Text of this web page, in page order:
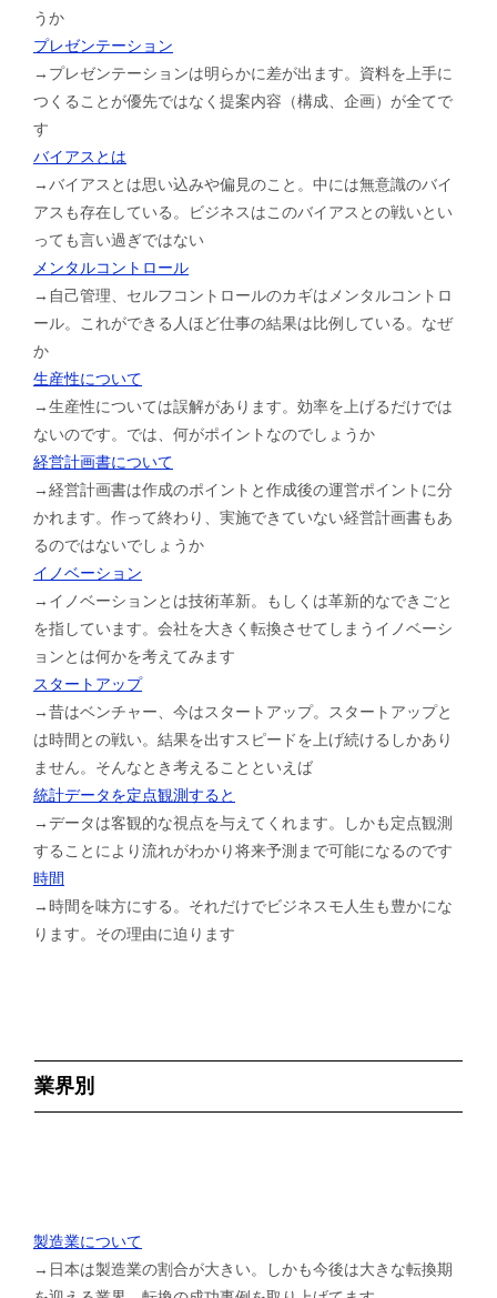
うか
プレゼンテーション
→プレゼンテーションは明らかに差が出ます。資料を上手に
つくることが優先ではなく提案内容（構成、企画）が全てで
す
バイアスとは
→バイアスとは思い込みや偏見のこと。中には無意識のバイ
アスも存在している。ビジネスはこのバイアスとの戦いとい
っても言い過ぎではない
メンタルコントロール
→自己管理、セルフコントロールのカギはメンタルコントロ
ール。これができる人ほど仕事の結果は比例している。なぜ
か
生産性について
→生産性については誤解があります。効率を上げるだけでは
ないのです。では、何がポイントなのでしょうか
経営計画書について
→経営計画書は作成のポイントと作成後の運営ポイントに分
かれます。作って終わり、実施できていない経営計画書もあ
るのではないでしょうか
イノベーション
→イノベーションとは技術革新。もしくは革新的なできごと
を指しています。会社を大きく転換させてしまうイノベーシ
ョンとは何かを考えてみます
スタートアップ
→昔はベンチャー、今はスタートアップ。スタートアップと
は時間との戦い。結果を出すスピードを上げ続けるしかあり
ません。そんなとき考えることといえば
統計データを定点観測すると
→データは客観的な視点を与えてくれます。しかも定点観測
することにより流れがわかり将来予測まで可能になるのです
時間
→時間を味方にする。それだけでビジネスモ人生も豊かにな
ります。その理由に迫ります
業界別
製造業について
→日本は製造業の割合が大きい。しかも今後は大きな転換期